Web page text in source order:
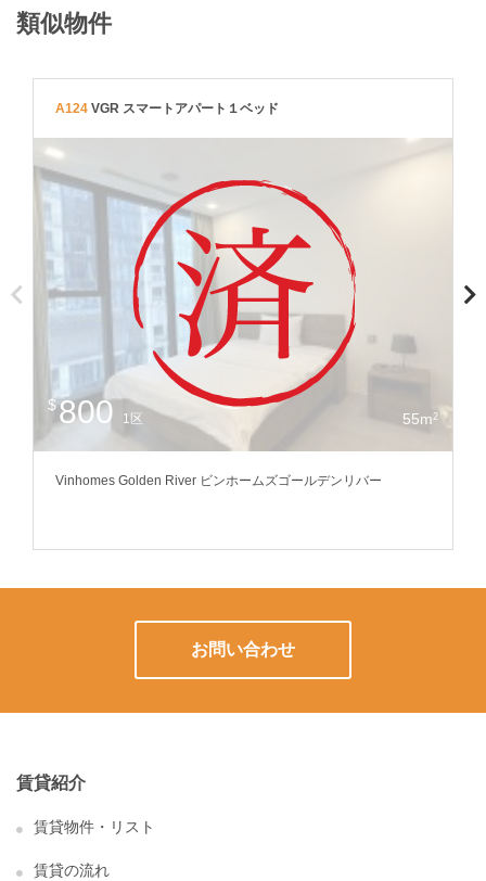
類似物件
A124 VGR スマートアパート１ベッド
$800 1区 55m2
Vinhomes Golden River ビンホームズゴールデンリバー
お問い合わせ
賃貸紹介
賃貸物件・リスト
賃貸の流れ